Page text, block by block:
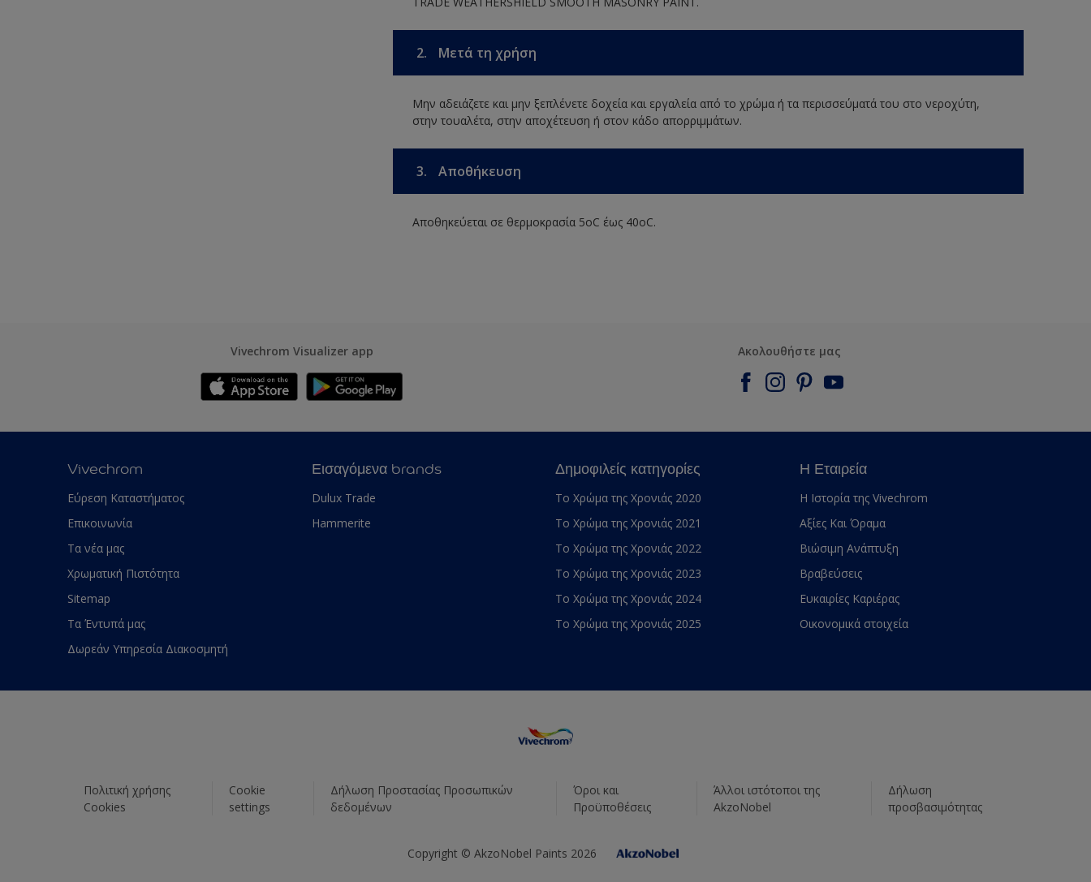
2. Μετά τη χρήση
Μην αδειάζετε και μην ξεπλένετε δοχεία και εργαλεία από το χρώμα ή τα περισσεύματά του στο νεροχύτη,
στην τουαλέτα, στην αποχέτευση ή στον κάδο απορριμμάτων.
3. Αποθήκευση
Αποθηκεύεται σε θερμοκρασία 5οC έως 40οC.
Vivechrom Visualizer app Ακολουθήστε μας
Vivechrom
Εύρεση Καταστήματος
Επικοινωνία
Τα νέα μας
Χρωματική Πιστότητα
Sitemap
Τα Έντυπά μας
Δωρεάν Υπηρεσία Διακοσμητή
Εισαγόμενα brands
Dulux Trade
Hammerite
Δημοφιλείς κατηγορίες
Το Χρώμα της Χρονιάς 2020
Το Χρώμα της Χρονιάς 2021
Το Χρώμα της Χρονιάς 2022
Το Χρώμα της Χρονιάς 2023
Το Χρώμα της Χρονιάς 2024
Το Χρώμα της Χρονιάς 2025
Η Εταιρεία
Η Ιστορία της Vivechrom
Αξίες Και Όραμα
Βιώσιμη Ανάπτυξη
Βραβεύσεις
Ευκαιρίες Καριέρας
Οικονομικά στοιχεία
Πολιτική χρήσης
Cookies
Cookie
settings
Δήλωση Προστασίας Προσωπικών
δεδομένων
Όροι και
Προϋποθέσεις
Άλλοι ιστότοποι της
AkzoNobel
Δήλωση
προσβασιμότητας
Copyright © AkzoNobel Paints 2026